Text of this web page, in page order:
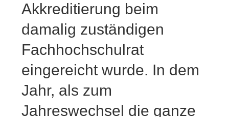
Akkreditierung beim
damalig zuständigen
Fachhochschulrat
eingereicht wurde. In dem
Jahr, als zum
Jahreswechsel die ganze